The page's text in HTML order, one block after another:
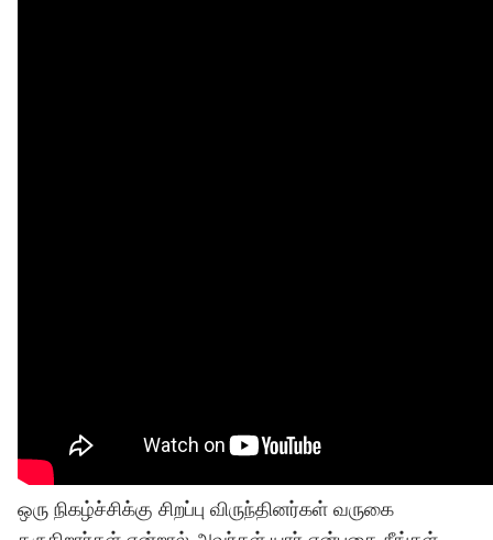
ஒரு நிகழ்ச்சிக்கு சிறப்பு விருந்தினர்கள் வருகை